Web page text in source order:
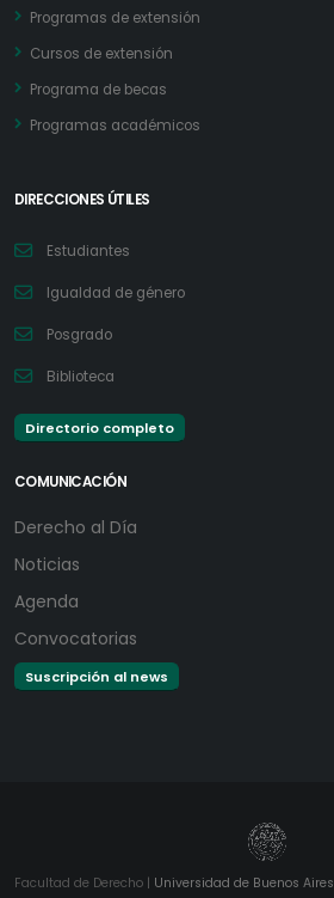
Programas de extensión
Cursos de extensión
Programa de becas
Programas académicos
DIRECCIONES ÚTILES
Estudiantes
Igualdad de género
Posgrado
Biblioteca
Directorio completo
COMUNICACIÓN
Derecho al Día
Noticias
Agenda
Convocatorias
Suscripción al news
Facultad de Derecho | Universidad de Buenos Aires